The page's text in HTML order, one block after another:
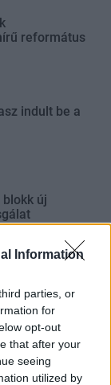
Information
parties, or
for
opt-out
that after your
seeing
utilized by
református
indult be a
új